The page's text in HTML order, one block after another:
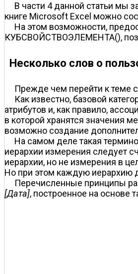
В части 4 данной статьи
книге Microsoft Excel можно
На этом возможности,
КУБСВОЙСТВОЭЛЕМЕНТА(),
Несколько слов о
Прежде чем перейти к теме
Как известно, базовой
атрибутов и, как правило,
в которой хранятся значения
возможно создание
На самом деле такая
иерархии измерения следует
иерархии, но не измерения в
Но при этом каждую иерархию
Перечисленные принципы
[Дата], построенное на основе